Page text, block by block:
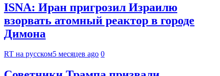
ISNA: Иран пригрозил Израилю
взорвать атомный реактор в городе
Димона
RT на русском5 месяцев ago 0